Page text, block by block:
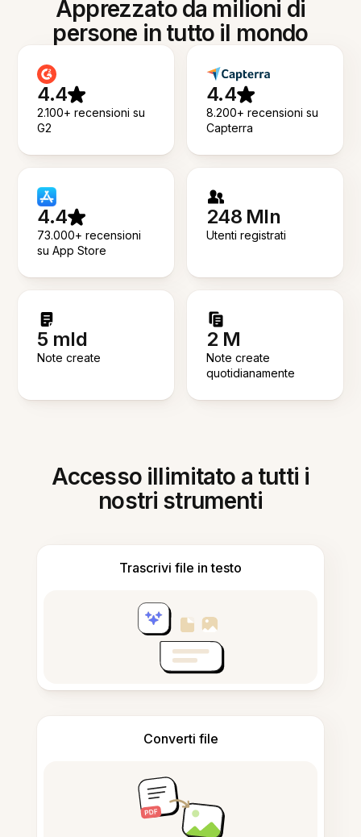
Apprezzato da milioni di
persone in tutto il mondo
4.4
2.100+ recensioni su
G2
4.4
8.200+ recensioni su
Capterra
4.4
73.000+ recensioni
su App Store
248 Mln
Utenti registrati
5 mld
Note create
2 M
Note create
quotidianamente
Accesso illimitato a tutti i
nostri strumenti
Trascrivi file in testo
Converti file